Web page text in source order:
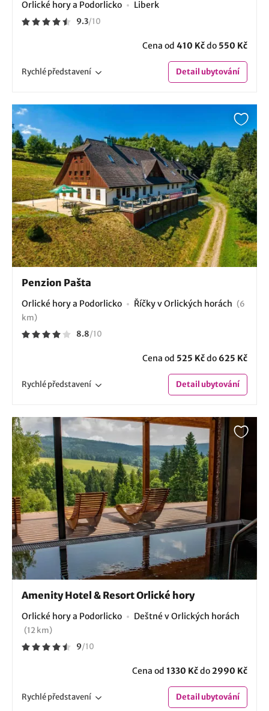
Orlické hory a Podorlicko Liberk
9.3/10
Cena od 410 Kčdo 550 Kč
Rychlépředstavení Detailubytování
Penzion Pašta
Orlické hory a Podorlicko Říčky v Orlických horách (6
km)
8.8/10
Cena od 525 Kčdo 625 Kč
Rychlépředstavení Detailubytování
Amenity Hotel & Resort Orlické hory
Orlické hory a Podorlicko Deštné v Orlických horách
(12 km)
9/10
Cena od 1330 Kčdo2990 Kč
Rychlépředstavení Detailubytování